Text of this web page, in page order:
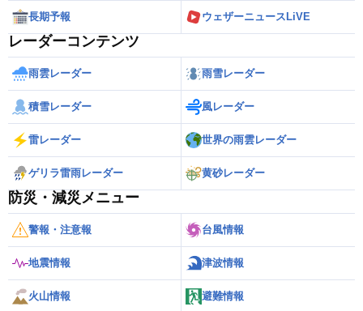
長期予報 ウェザーニュースLiVE
レーダーコンテンツ
雨雲レーダー 雨雪レーダー
積雪レーダー 風レーダー
雷レーダー 世界の雨雲レーダー
ゲリラ雷雨レーダー 黄砂レーダー
防災・減災メニュー
警報・注意報 台風情報
地震情報 津波情報
火山情報 避難情報